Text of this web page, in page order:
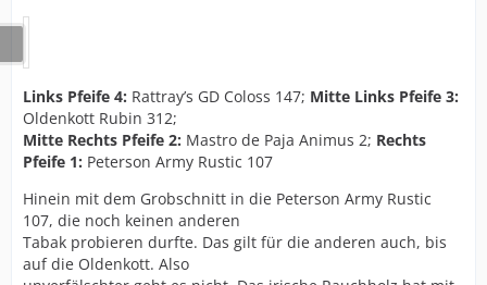
Links Pfeife 4: Rattray’s GD Coloss 147; Mitte Links Pfeife 3:
Oldenkott Rubin 312;
Mitte Rechts Pfeife 2: Mastro de Paja Animus 2; Rechts
Pfeife 1: Peterson Army Rustic 107
Hinein mit dem Grobschnitt in die Peterson Army Rustic
107, die noch keinen anderen
Tabak probieren durfte. Das gilt für die anderen auch, bis
auf die Oldenkott. Also